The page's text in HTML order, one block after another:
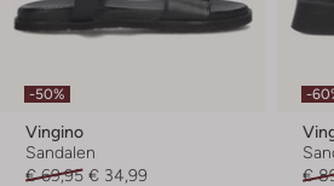
-50%
Vingino
Sandalen
€ 69,95 € 34,99
-
€